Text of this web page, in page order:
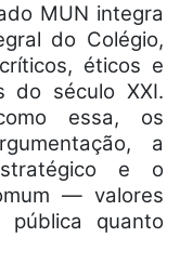
MUN integra
do Colégio,
éticos e
do século XXI.
essa, os
a
e o
— valores
quanto